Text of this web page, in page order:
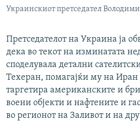
Украинскиот претседател
Претседателот на Украина ја
дека во текот на изминатата
споделувала детални
Техеран, помагајќи му на Иран
таргетира американските и
воени објекти и нафтените и
во регионот на Заливот и на